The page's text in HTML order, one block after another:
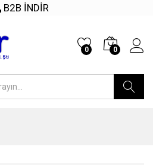
B2B İNDİR
0 0